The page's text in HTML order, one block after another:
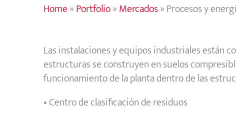
Home»Portfolio»Mercados»Procesos y
Las instalaciones y equipos industriales están
estructuras se construyen en suelos
funcionamiento de la planta dentro de las
• Centro de clasificación de residuos